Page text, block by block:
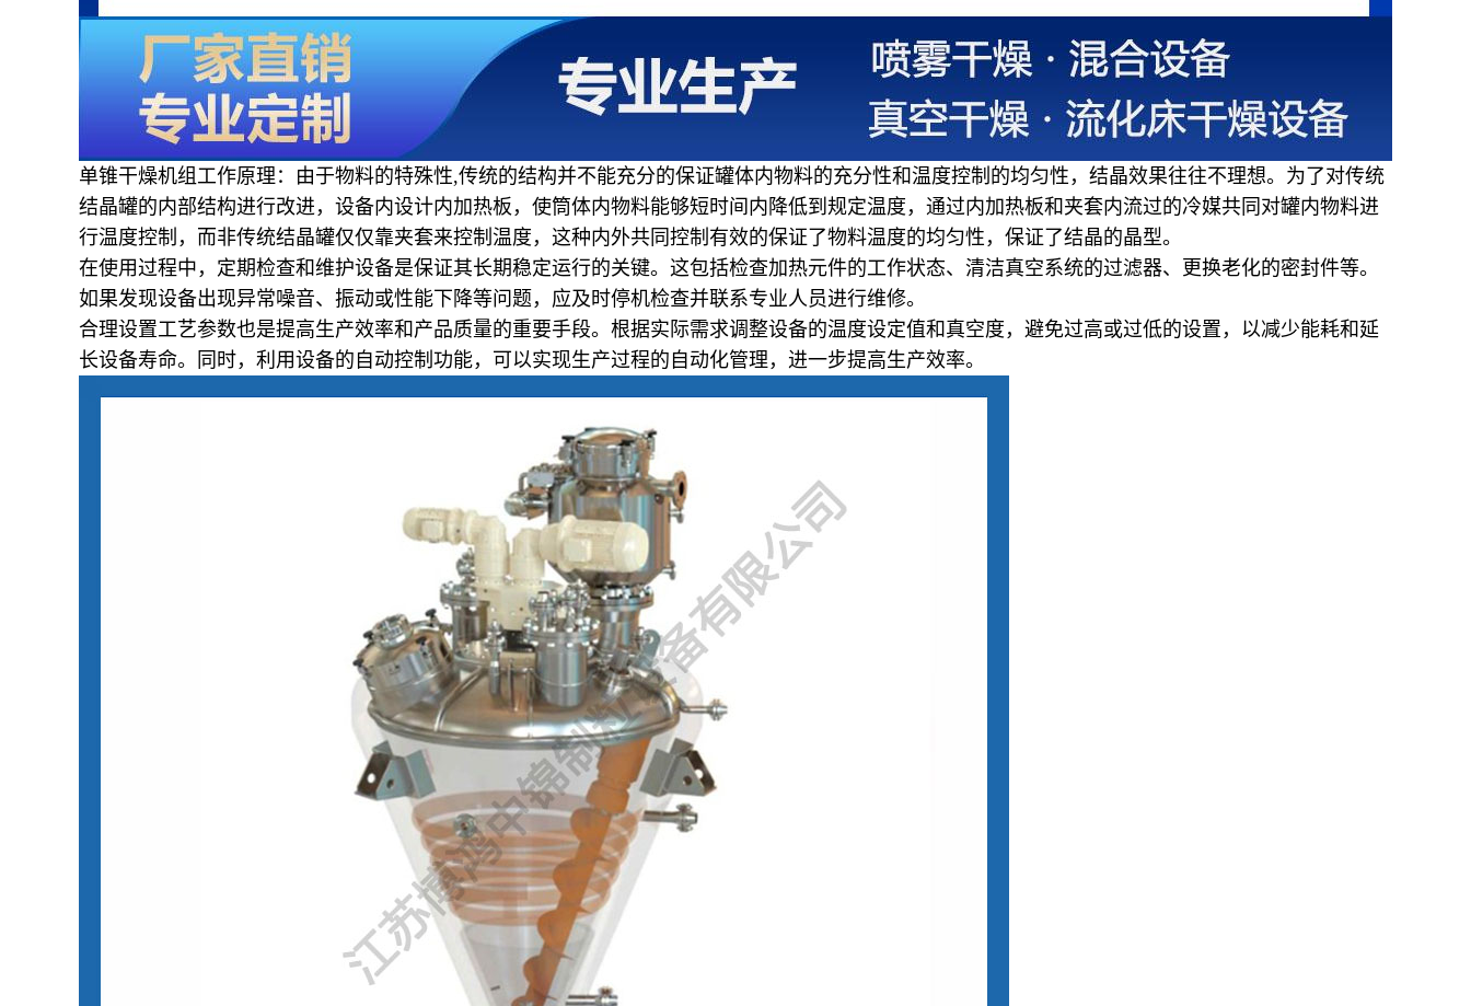
单锥干燥机组工作原理：由于物料的特殊性,传统的结构并不能充分的保证罐体内物料的充分性和温度控制的均匀性，结晶效果往往不理想。为了对传统
结晶罐的内部结构进行改进，设备内设计内加热板，使筒体内物料能够短时间内降低到规定温度，通过内加热板和夹套内流过的冷媒共同对罐内物料进
行温度控制，而非传统结晶罐仅仅靠夹套来控制温度，这种内外共同控制有效的保证了物料温度的均匀性，保证了结晶的晶型。
在使用过程中，定期检查和维护设备是保证其长期稳定运行的关键。这包括检查加热元件的工作状态、清洁真空系统的过滤器、更换老化的密封件等。
如果发现设备出现异常噪音、振动或性能下降等问题，应及时停机检查并联系专业人员进行维修。
合理设置工艺参数也是提高生产效率和产品质量的重要手段。根据实际需求调整设备的温度设定值和真空度，避免过高或过低的设置，以减少能耗和延
长设备寿命。同时，利用设备的自动控制功能，可以实现生产过程的自动化管理，进一步提高生产效率。